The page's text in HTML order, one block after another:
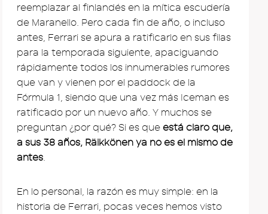
reemplazar al finlandés en la mítica escudería
de Maranello. Pero cada fin de año, o incluso
antes, Ferrari se apura a ratificarlo en sus filas
para la temporada siguiente, apaciguando
rápidamente todos los innumerables rumores
que van y vienen por el paddock de la
Fórmula 1, siendo que una vez más Iceman es
ratificado por un nuevo año. Y muchos se
preguntan ¿por qué? Si es que está claro que,
a sus 38 años, Räikkönen ya no es el mismo de
antes.
En lo personal, la razón es muy simple: en la
historia de Ferrari, pocas veces hemos visto